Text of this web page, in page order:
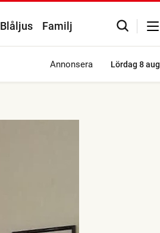
Blåljus Familj
Annonsera Lördag 8 aug